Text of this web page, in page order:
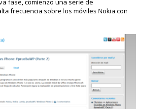
fase, comienzo una serie de
frecuencia sobre los móviles Nokia con